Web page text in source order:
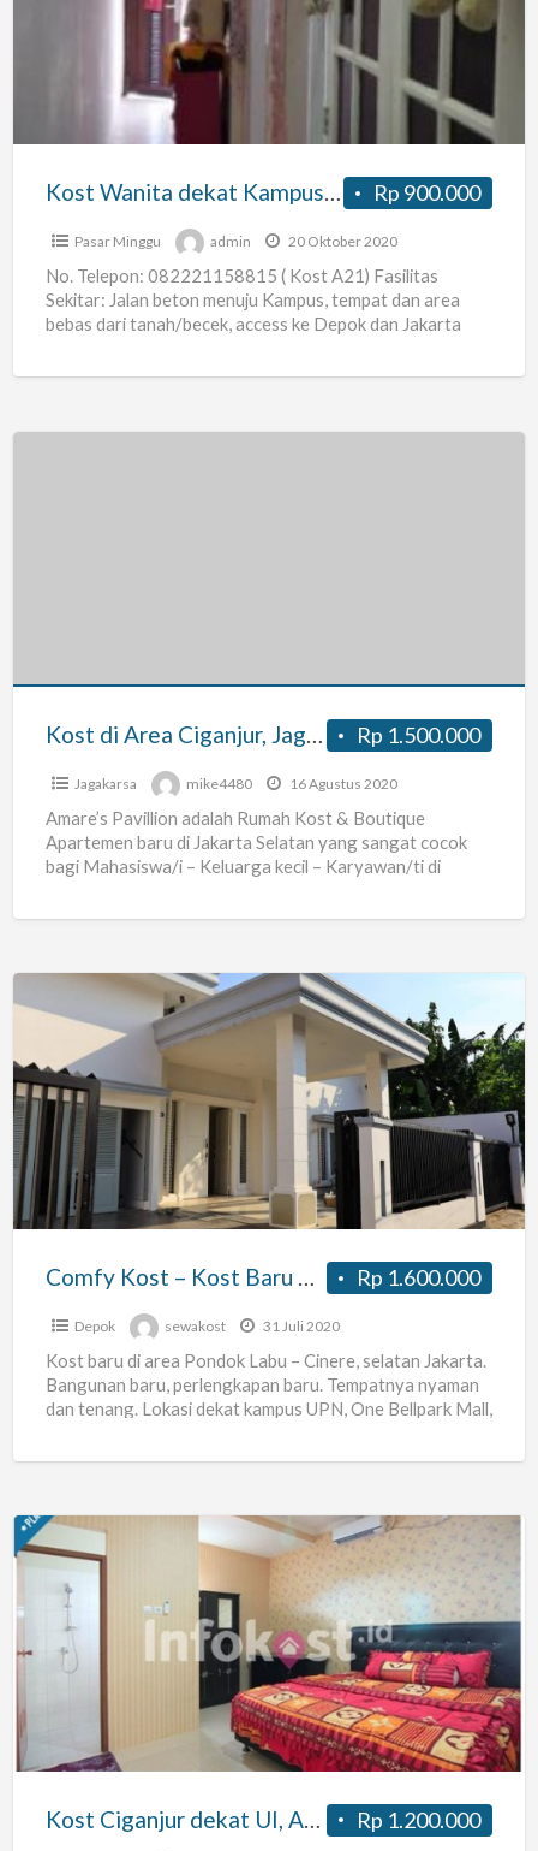
Pangkalan
Cinere
(Belakang
Kampus
UPN,
jam
Rp 900.000
Kost Wanita dekat Kampus UPN di Pangkalan Jati Cinere (Belakang Kampus UPN, 24 jam security
Pasar Minggu admin 20 Oktober 2020
No. Telepon: 082221158815 ( Kost A21) Fasilitas
Sekitar: Jalan beton menuju Kampus, tempat dan area
bebas dari tanah/becek, access ke Depok dan Jakarta
Cinere,
Mampang,
Pondok
Labu,
Fatmawati,
Kuningan,
Depok,
Simatupang
Rp 1.500.000
Kost di Area Ciganjur, Jagakarsa, Cilandak, Cinere, Kemang, Mampang, Pondok Labu, Fatmawati, Kuningan, Depok, TB Simatupang
Jagakarsa mike4480 16 Agustus 2020
Amare’s Pavillion adalah Rumah Kost & Boutique
Apartemen baru di Jakarta Selatan yang sangat cocok
bagi Mahasiswa/i – Keluarga kecil – Karyawan/ti di
Kost
–
Kost
Baru
di
area
Labu
Rp 1.600.000
Comfy Kost – Kost Baru di area Pondok Labu
Depok sewakost 31 Juli 2020
Kost baru di area Pondok Labu – Cinere, selatan Jakarta.
Bangunan baru, perlengkapan baru. Tempatnya nyaman
dan tenang. Lokasi dekat kampus UPN, One Bellpark Mall,
Kost
Ciganjur
dekat
APP,
ISTN
Rp 1.200.000
Kost Ciganjur dekat UI, APP, ISTN